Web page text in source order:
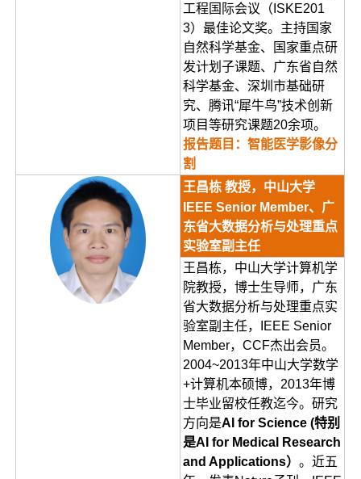
工程国际会议（ISKE201
3）最佳论文奖。主持国家
自然科学基金、国家重点研
发计划子课题、广东省自然
科学基金、深圳市基础研
究、腾讯“犀牛鸟”技术创新
项目等研究课题20余项。
报告题目：智能医学影像分
割
王昌栋 教授，中山大学
IEEE Senior Member、广
东省大数据分析与处理重点
实验室副主任
王昌栋，中山大学计算机学
院教授，博士生导师，广东
省大数据分析与处理重点实
验室副主任，IEEE Senior
Member，CCF杰出会员。
2004~2013年中山大学数学
+计算机本硕博，2013年博
士毕业留校任教迄今。研究
方向是AI for Science (特别
是AI for Medical Research
and Applications）。近五